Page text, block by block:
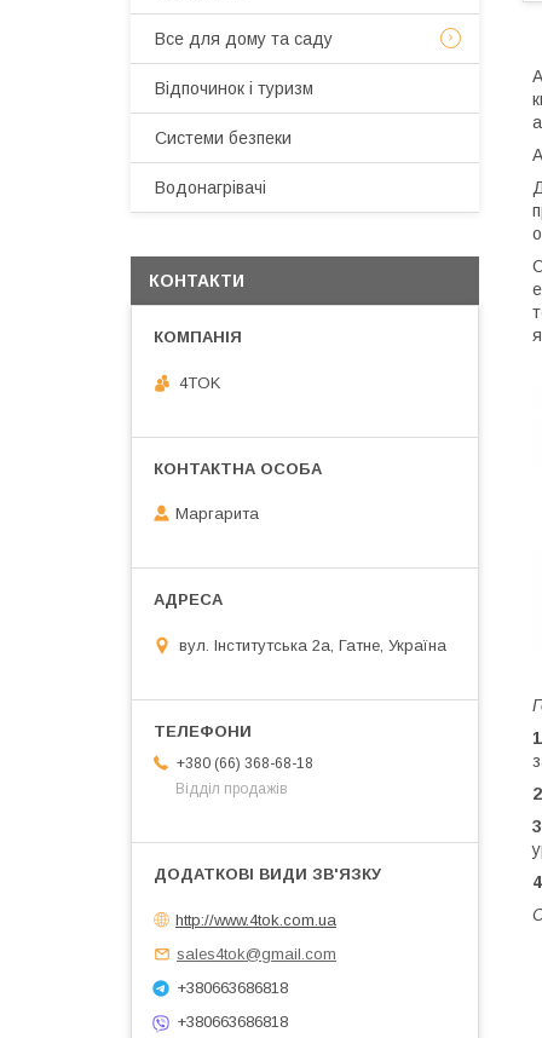
Все для дому та саду
Відпочинок і туризм
Системи безпеки
Водонагрівачі
КОНТАКТИ
4TOK
Маргарита
вул. Інститутська 2а, Гатне, Україна
+380 (66) 368-68-18
Відділ продажів
http://www.4tok.com.ua
sales4tok@gmail.com
+380663686818
+380663686818